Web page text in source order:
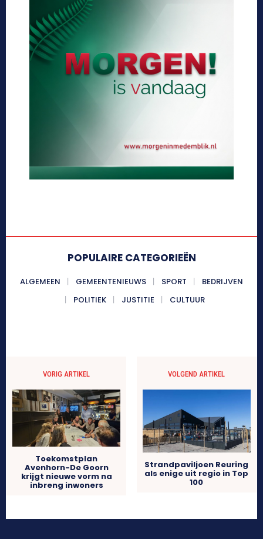
POPULAIRE CATEGORIEËN
ALGEMEEN GEMEENTENIEUWS SPORT
BEDRIJVEN
POLITIEK
JUSTITIE CULTUUR
VORIG ARTIKEL
Toekomstplan
Avenhorn-De Goorn
krijgt nieuwe vorm na
inbreng inwoners
VOLGEND ARTIKEL
Strandpaviljoen Reuring
als enige uit regio in Top
100